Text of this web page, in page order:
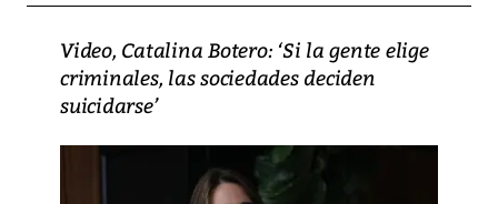
Video, Catalina Botero: ‘Si la gente elige
criminales, las sociedades deciden
suicidarse’